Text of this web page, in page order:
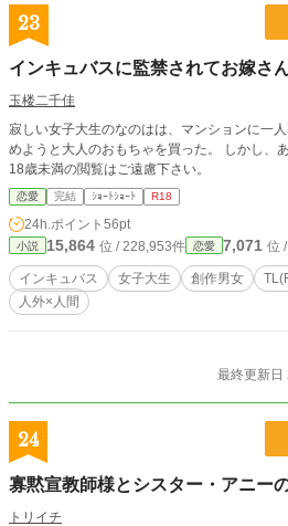
23
インキュバスに監禁されてお嫁さ
玉楼二千佳
寂しい女子大生のなのはは、マンションに一
めようと大人のおもちゃを買った。 しかし、
18歳未満の閲覧はご遠慮下さい。
恋愛 完結 ｼｮｰﾄｼｮｰﾄ R18
24h.ポイント 56pt
小説 15,864 位 / 228,953件 恋愛 7,071 位
インキュバス 女子大生 創作男女
人外×人間
最終更新日
24
寡黙宣教師様とシスター・アニー
トリイチ